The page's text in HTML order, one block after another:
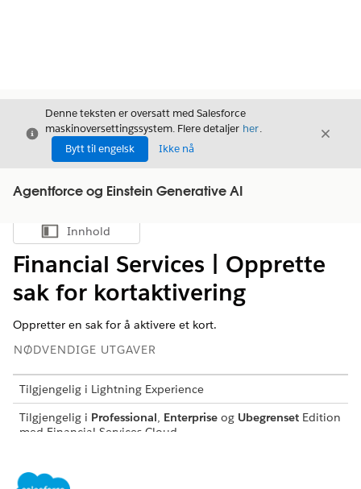
Avslutt
Denne teksten er oversatt med Salesforce
maskinoversettingssystem. Flere detaljer her.
Bytt til engelsk
Ikke nå
Avslutt
Agentforce og Einstein Generative AI
Vis innholdsfortegnelse
Innhold
Financial Services | Opprette
sak for kortaktivering
Oppretter en sak for å aktivere et kort.
NØDVENDIGE UTGAVER
Tilgjengelig i Lightning Experience
Tilgjengelig i Professional, Enterprise og Ubegrenset Edition
med Financial Services Cloud